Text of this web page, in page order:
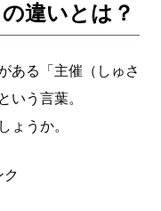
違いとは？
ある「主催（しゅさ
いう言葉。
ょうか。
ク